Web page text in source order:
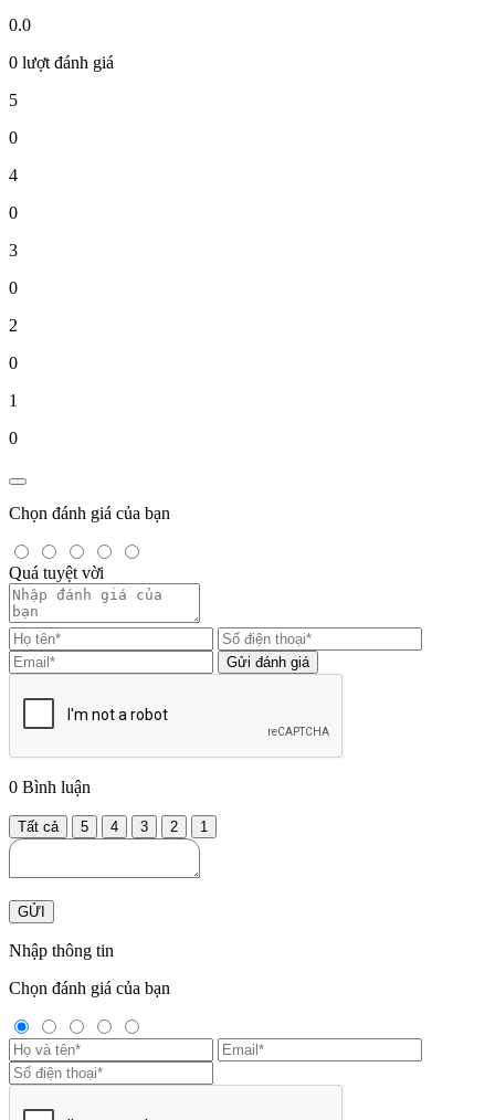
0.0
0 lượt đánh giá
5
0
4
0
3
0
2
0
1
0
Chọn đánh giá của bạn
Quá tuyệt vời
Gửi đánh giá
0 Bình luận
Tất cả 5 4 3 2 1
GỬI
Nhập thông tin
Chọn đánh giá của bạn